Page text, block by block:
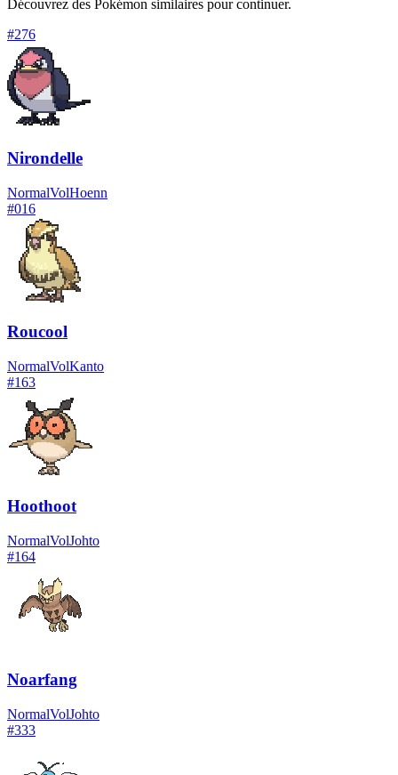
Découvrez des Pokémon similaires pour continuer.
#276
Nirondelle
NormalVolHoenn
#016
Roucool
NormalVolKanto
#163
Hoothoot
NormalVolJohto
#164
Noarfang
NormalVolJohto
#333